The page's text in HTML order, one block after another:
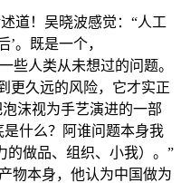
道！吴晓波感觉：“人工
。既是一个，
些人类从未想过的问题。
更久远的风险，它才实正
沫视为手艺演进的一部
什么？阿谁问题本身我
的做品、组织、小我）。”
物本身，他认为中国做为